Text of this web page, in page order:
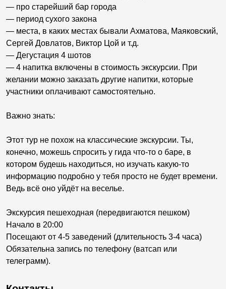
— про старейший бар города
— период сухого закона
— места, в каких местах бывали Ахматова, Маяковский,
Сергей Довлатов, Виктор Цой и т.д.
— Дегустация 4 шотов
— 4 напитка включены в стоимость экскурсии. При
желании можно заказать другие напитки, которые
участники оплачивают самостоятельно.
Важно знать:
Этот тур не похож на классические экскурсии. Ты,
конечно, можешь спросить у гида что-то о баре, в
котором будешь находиться, но изучать какую-то
информацию подробно у тебя просто не будет времени.
Ведь всё оно уйдёт на веселье.
Экскурсия пешеходная (передвигаются пешком)
Начало в 20:00
Посещают от 4-5 заведений (длительность 3-4 часа)
Обязательна запись по телефону (ватсап или
телеграмм).